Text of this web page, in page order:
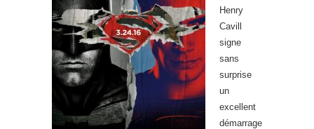
Henry
Cavill
signe
sans
surprise
un
excellent
démarrage